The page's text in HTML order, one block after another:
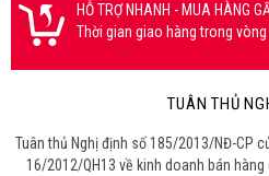
HỖ TRỢ NHANH - MUA HÀNG
Thời gian giao hàng trong
TUÂN THỦ
Tuân thủ Nghị định số 185/2013/NĐ-CP
16/2012/QH13 về kinh doanh bán